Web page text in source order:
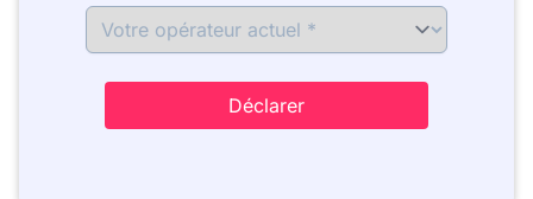
Déclarer